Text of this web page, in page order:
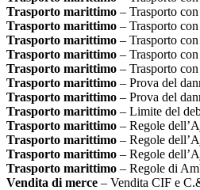
Trasporto marittimo – Trasporto
Trasporto marittimo – Trasporto
Trasporto marittimo – Trasporto
Trasporto marittimo – Trasporto
Trasporto marittimo – Trasporto
Trasporto marittimo – Prova del
Trasporto marittimo – Prova del
Trasporto marittimo – Limite del
Trasporto marittimo – Regole
Trasporto marittimo – Regole
Trasporto marittimo – Regole
Trasporto marittimo – Regole di
Vendita di merce – Vendita CIF e